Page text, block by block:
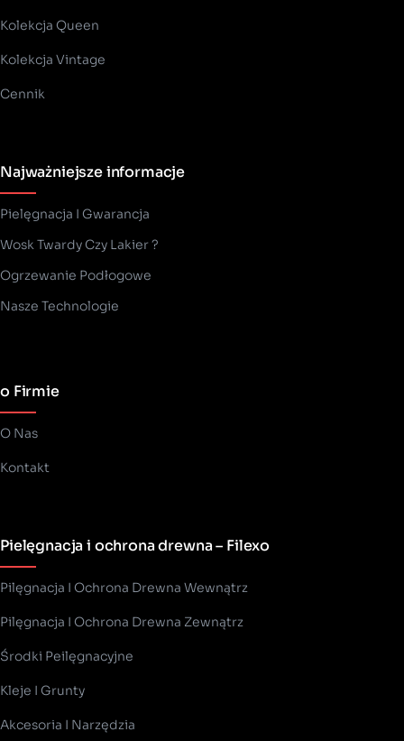
Kolekcja Queen
Kolekcja Vintage
Cennik
Najważniejsze informacje
Pielęgnacja I Gwarancja
Wosk Twardy Czy Lakier ?
­Ogrzewanie Podłogowe
Nasze Technologie
o Firmie
O Nas
Kontakt
Pielęgnacja i ochrona drewna – Filexo
Pilęgnacja I Ochrona Drewna Wewnątrz
Pilęgnacja I Ochrona Drewna Zewnątrz
Środki Peilęgnacyjne
Kleje I Grunty
Akcesoria I Narzędzia